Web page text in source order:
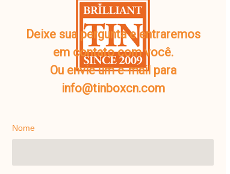
Deixe sua pergunta e entraremos
em contato com você.
Ou envie um e-mail para
info@tinboxcn.com
Nome